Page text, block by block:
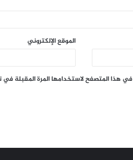
الموقع الإلكتروني
في هذا المتصفح لاستخدامها المرة المقبلة